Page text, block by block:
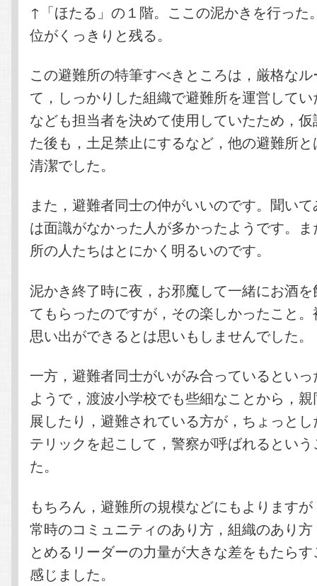
↑「ほたる」の１階。ここの泥かきを行った
位がくっきりと残る。
この避難所の特筆すべきところは，厳格な
て，しっかりした組織で避難所を運営して
なども担当者を決めて使用していたため，
た後も，土足禁止にするなど，他の避難所
清潔でした。
また，避難者同士の仲がいいのです。聞い
は面識がなかった人が多かったようです。
所の人たちはとにかく明るいのです。
泥かき終了時に夜，お邪魔して一緒にお酒
てもらったのですが，その楽しかったこと
思い出ができるとは思いもしませんでした。
一方，避難者同士がいがみ合っているとい
ようで，渡波小学校でも些細なことから，
展したり，避難されている方が，ちょっと
テリックを起こして，警察が呼ばれるとい
た。
もちろん，避難所の規模などにもよります
常時のコミュニティのあり方，組織のあり
とめるリーダーの力量が大きな差をもたら
感じました。